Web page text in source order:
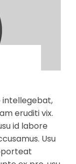
intellegebat,
eruditi vix.
id labore
Usu